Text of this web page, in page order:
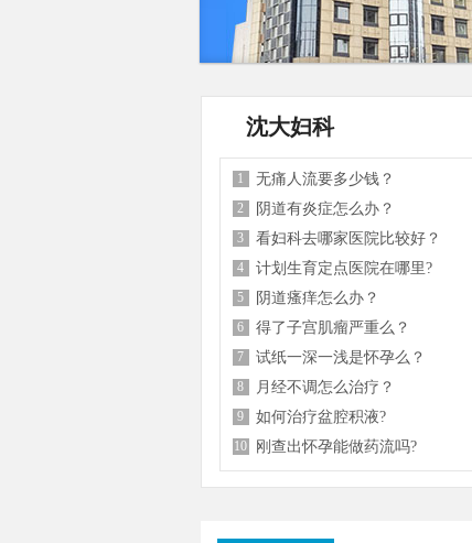
沈大妇科
1 无痛人流要多少钱？
2 阴道有炎症怎么办？
3 看妇科去哪家医院比较好？
4 计划生育定点医院在哪里?
5 阴道瘙痒怎么办？
6 得了子宫肌瘤严重么？
7 试纸一深一浅是怀孕么？
8 月经不调怎么治疗？
9 如何治疗盆腔积液?
10 刚查出怀孕能做药流吗?